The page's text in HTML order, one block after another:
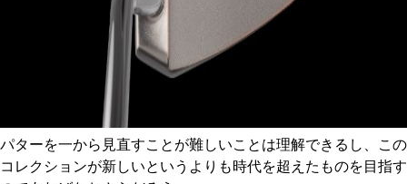
パターを一から見直すことが難しいことは理解できるし、この
コレクションが新しいというよりも時代を超えたものを目指す